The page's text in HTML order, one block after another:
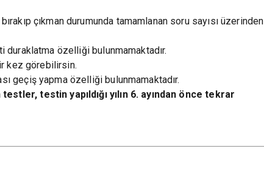
çıkman durumunda tamamlanan soru sayısı üzerinden
duraklatma özelliği bulunmamaktadır.
kez görebilirsin.
geçiş yapma özelliği bulunmamaktadır.
testin yapıldığı yılın 6. ayından önce tekrar